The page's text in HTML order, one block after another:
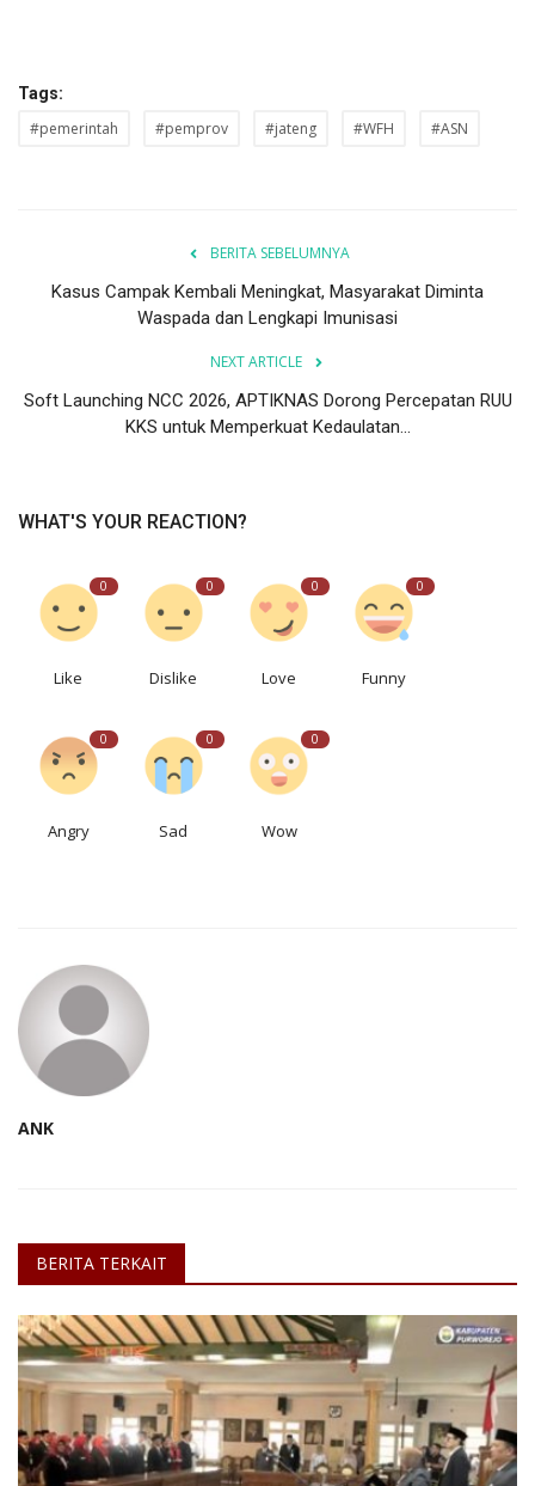
Tags:
#pemerintah #pemprov #jateng #WFH #ASN
BERITA SEBELUMNYA
Kasus Campak Kembali Meningkat, Masyarakat Diminta
Waspada dan Lengkapi Imunisasi
NEXT ARTICLE
Soft Launching NCC 2026, APTIKNAS Dorong Percepatan RUU
KKS untuk Memperkuat Kedaulatan...
WHAT'S YOUR REACTION?
0
Like
0
Dislike
0
Love
0
Funny
0
Angry
0
Sad
0
Wow
ANK
BERITA TERKAIT